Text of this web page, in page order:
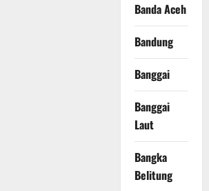
Banda Aceh
Bandung
Banggai
Banggai
Laut
Bangka
Belitung